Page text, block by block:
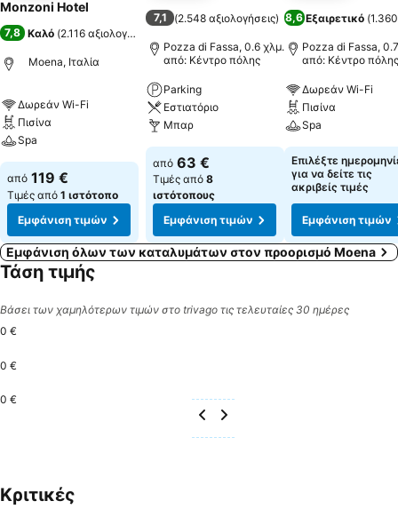
Monzoni Hotel
7,8 Καλό (2.116 αξιολογήσεις
Moena, Ιταλία
Δωρεάν Wi-Fi
Πισίνα
Spa
από 119 €
Τιμές από 1 ιστότοπο
Εμφάνιση τιμών
7,1 (2.548 αξιολογήσεις)
Pozza di Fassa, 0.6 χλμ.
από: Κέντρο πόλης
Parking
Εστιατόριο
Μπαρ
από 63 €
Τιμές από 8
ιστότοπους
Εμφάνιση τιμών
8,6Εξαιρετικό (
Pozza di Fassa,
από: Κέντρο πόλης
Δωρεάν Wi-Fi
Πισίνα
Spa
Επιλέξτε
για να δείτε τις
ακριβείς τιμές
Εμφάνιση τιμών
Εμφάνιση όλων των καταλυμάτων στον προορισμό Moena
Τάση τιμής
Βάσει των χαμηλότερων τιμών στο trivago τις τελευταίες 30 ημέρες
0 €
0 €
0 €
Κριτικές